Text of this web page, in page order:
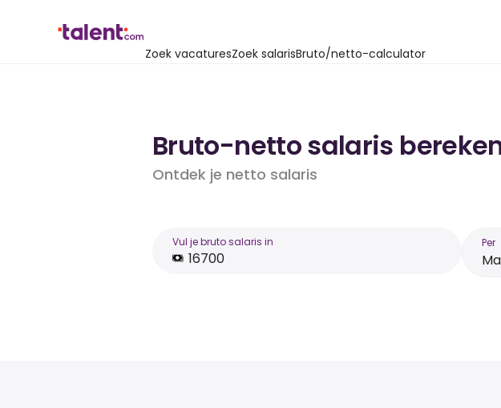
Zoek vacaturesZoek salarisBruto/netto-calculator
Bruto-netto salaris
Ontdek je netto salaris
Vul je bruto salaris in Per